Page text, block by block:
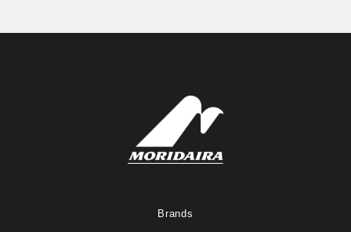
Brands